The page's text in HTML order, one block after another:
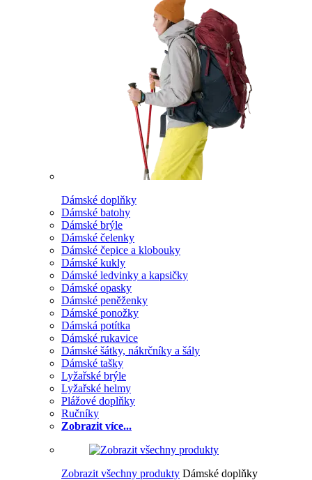
Dámské doplňky
Dámské batohy
Dámské brýle
Dámské čelenky
Dámské čepice a klobouky
Dámské kukly
Dámské ledvinky a kapsičky
Dámské opasky
Dámské peněženky
Dámské ponožky
Dámská potítka
Dámské rukavice
Dámské šátky, nákrčníky a šály
Dámské tašky
Lyžařské brýle
Lyžařské helmy
Plážové doplňky
Ručníky
Zobrazit více...
Zobrazit všechny produkty Dámské doplňky